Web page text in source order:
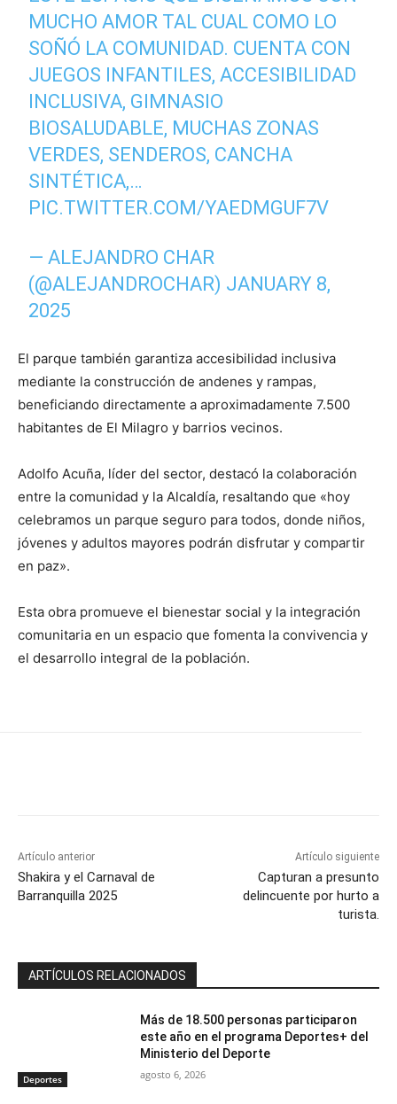
MUCHO AMOR TAL CUAL COMO LO
SOÑÓ LA COMUNIDAD. CUENTA CON
JUEGOS INFANTILES, ACCESIBILIDAD
INCLUSIVA, GIMNASIO
BIOSALUDABLE, MUCHAS ZONAS
VERDES, SENDEROS, CANCHA
SINTÉTICA,…
PIC.TWITTER.COM/YAEDMGUF7V
— ALEJANDRO CHAR
(@ALEJANDROCHAR) JANUARY 8,
2025
El parque también garantiza accesibilidad inclusiva
mediante la construcción de andenes y rampas,
beneficiando directamente a aproximadamente 7.500
habitantes de El Milagro y barrios vecinos.
Adolfo Acuña, líder del sector, destacó la colaboración
entre la comunidad y la Alcaldía, resaltando que «hoy
celebramos un parque seguro para todos, donde niños,
jóvenes y adultos mayores podrán disfrutar y compartir
en paz».
Esta obra promueve el bienestar social y la integración
comunitaria en un espacio que fomenta la convivencia y
el desarrollo integral de la población.
Artículo anterior
Shakira y el Carnaval de
Barranquilla 2025
Artículo siguiente
Capturan a presunto
delincuente por hurto a
turista.
ARTÍCULOS RELACIONADOS
Deportes
Más de 18.500 personas participaron
este año en el programa Deportes+ del
Ministerio del Deporte
agosto 6, 2026